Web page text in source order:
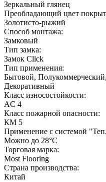
Зеркальный глянец
Преобладающий цвет
Золотисто-рыжий
Способ монтажа:
Замковый
Тип замка:
Замок Click
Тип применения:
Бытовой,
Декоративный
Класс износостойкости:
AC 4
Класс пожарной опасности:
КМ 5
Применение с системой
Можно до 28°С
Торговая марка:
Most Flooring
Страна производства:
Китай